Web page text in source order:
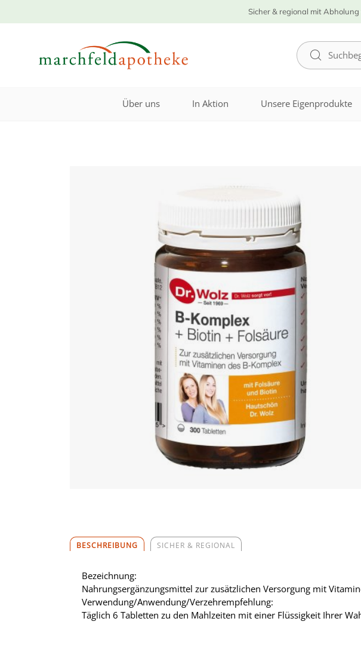
Sicher & regional mit
Über uns In Aktion Unsere Eigenprodukte
BESCHREIBUNG SICHER & REGIONAL
Bezeichnung:
Nahrungsergänzungsmittel zur zusätzlichen Versorgung mit
Verwendung/Anwendung/Verzehrempfehlung:
Täglich 6 Tabletten zu den Mahlzeiten mit einer Flüssigkeit Ihrer